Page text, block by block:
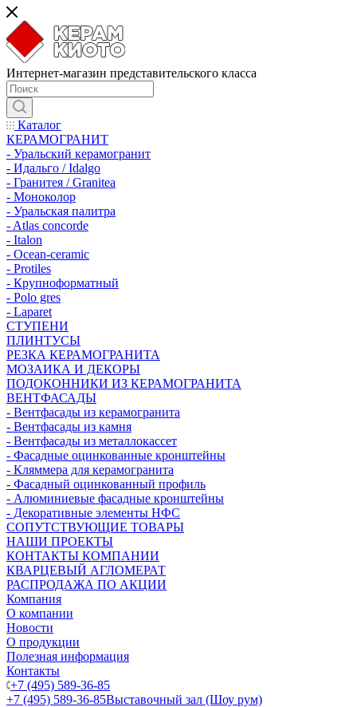
Интернет-магазин представительского класса
Каталог
КЕРАМОГРАНИТ
- Уральский керамогранит
- Идальго / Idalgo
- Гранитея / Granitea
- Моноколор
- Уральская палитра
- Atlas concorde
- Italon
- Ocean-ceramic
- Protiles
- Крупноформатный
- Polo gres
- Laparet
СТУПЕНИ
ПЛИНТУСЫ
РЕЗКА КЕРАМОГРАНИТА
МОЗАИКА И ДЕКОРЫ
ПОДОКОННИКИ ИЗ КЕРАМОГРАНИТА
ВЕНТФАСАДЫ
- Вентфасады из керамогранита
- Вентфасады из камня
- Вентфасады из металлокассет
- Фасадные оцинкованные кронштейны
- Кляммера для керамогранита
- Фасадный оцинкованный профиль
- Алюминиевые фасадные кронштейны
- Декоративные элементы НФС
СОПУТСТВУЮЩИЕ ТОВАРЫ
НАШИ ПРОЕКТЫ
КОНТАКТЫ КОМПАНИИ
КВАРЦЕВЫЙ АГЛОМЕРАТ
РАСПРОДАЖА ПО АКЦИИ
Компания
О компании
Новости
О продукции
Полезная информация
Контакты
+7 (495) 589-36-85
+7 (495) 589-36-85Выставочный зал (Шоу рум)